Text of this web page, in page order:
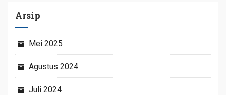
Arsip
Mei 2025
Agustus 2024
Juli 2024